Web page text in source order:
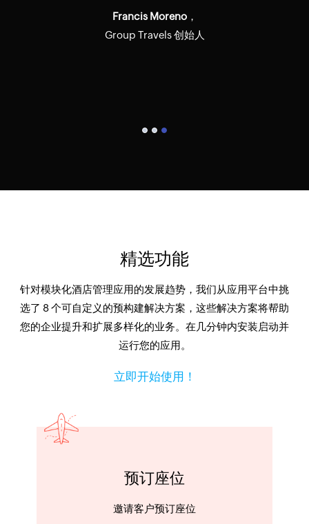
的全能帮手，它让我在过去六年中再也不用担
Francis Moreno，
Group Travels 创始人
精选功能
针对模块化酒店管理应用的发展趋势，我们从应用平台中挑
选了 8 个可自定义的预构建解决方案，这些解决方案将帮助
您的企业提升和扩展多样化的业务。在几分钟内安装启动并
运行您的应用。
立即开始使用！
预订座位
邀请客户预订座位